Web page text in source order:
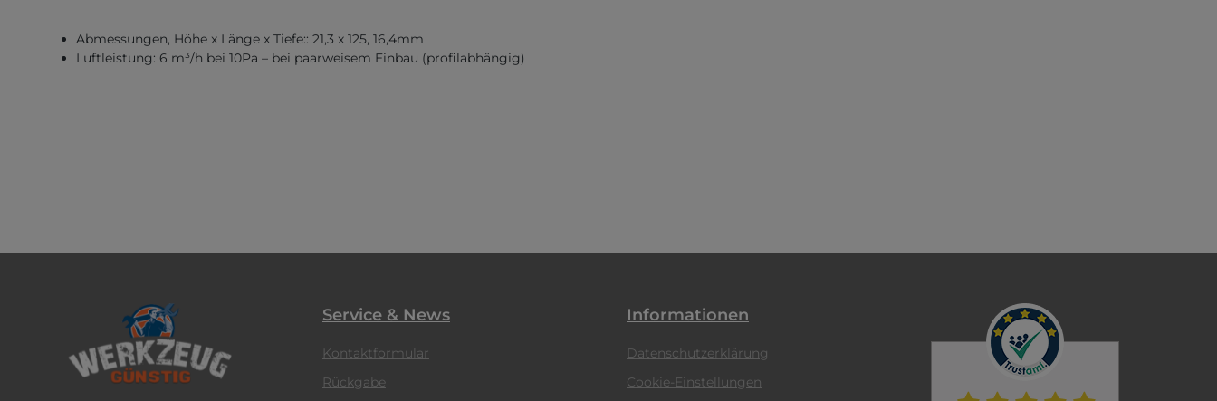
Abmessungen, Höhe x Länge x Tiefe:: 21,3 x 125, 16,4mm
Luftleistung: 6 m³/h bei 10Pa – bei paarweisem Einbau (profilabhängig)
Service & News
Kontaktformular
Rückgabe
Informationen
Datenschutzerklärung
Cookie-Einstellungen